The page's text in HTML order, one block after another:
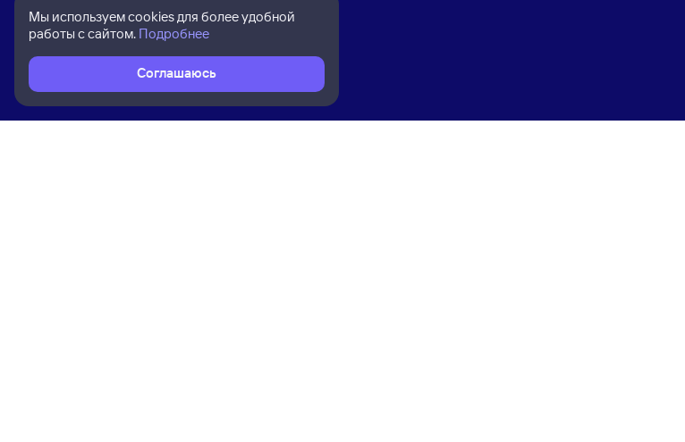
Мы используем cookies для более удобной
работы с сайтом. Подробнее
Соглашаюсь